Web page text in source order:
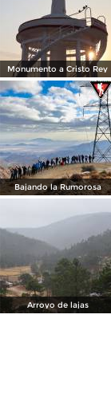
Monumento a Cristo Rey
Bajando la Rumorosa
Arroyo de lajas